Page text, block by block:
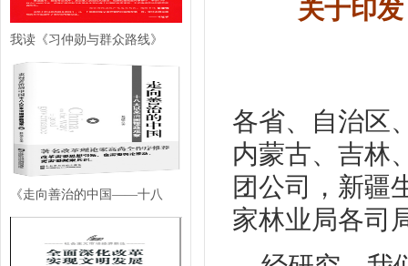
我读《习仲勋与群众路线》
《走向善治的中国——十八
关于印
各省、自治区
内蒙古、吉林
团公司，新疆
家林业局各司